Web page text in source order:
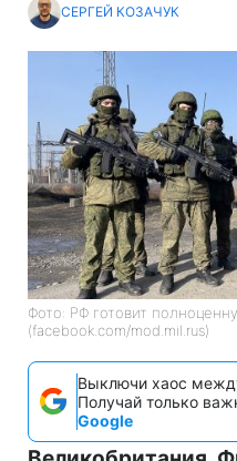
СЕРГЕЙ КОЗАЧУК
Фото: РФ готовит
(facebook.com/mod.mil.rus)
Выключи хаос
Получай только
Google